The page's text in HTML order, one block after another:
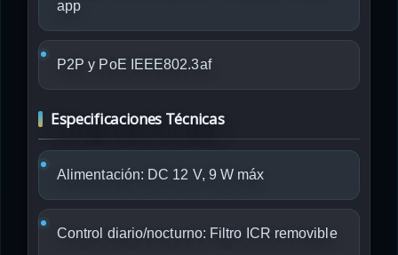
app
P2P y PoE IEEE802.3af
Especificaciones Técnicas
Alimentación: DC 12 V, 9 W máx
Control diario/nocturno: Filtro ICR removible